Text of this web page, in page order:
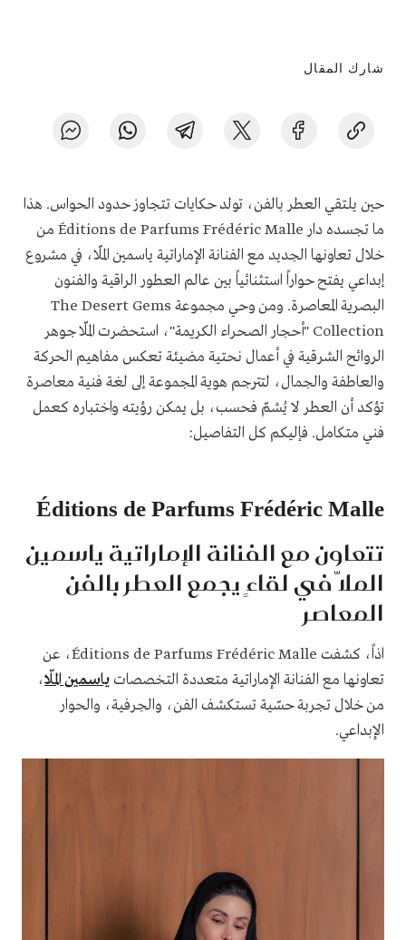
شارك المقال
حين يلتقي العطر بالفن، تولد حكايات تتجاوز حدود الحواس. هذا
ما تجسده دار Éditions de Parfums Frédéric Malle من
خلال تعاونها الجديد مع الفنانة الإماراتية ياسمين الملّا، في مشروع
إبداعي يفتح حواراً استثنائياً بين عالم العطور الراقية والفنون
البصرية المعاصرة. ومن وحي مجموعة The Desert Gems
Collection "أحجار الصحراء الكريمة"، استحضرت الملّا جوهر
الروائح الشرقية في أعمال نحتية مضيئة تعكس مفاهيم الحركة
والعاطفة والجمال، لتترجم هوية المجموعة إلى لغة فنية معاصرة
تؤكد أن العطر لا يُشمّ فحسب، بل يمكن رؤيته واختباره كعمل
فني متكامل. فإليكم كل التفاصيل:
Éditions de Parfums Frédéric Malle
تتعاون مع الفنانة الإماراتية ياسمين
الملّا في لقاءٍ يجمع العطر بالفن
المعاصر
اذاً، كشفت Éditions de Parfums Frédéric Malle، عن
تعاونها مع الفنانة الإماراتية متعددة التخصصات ياسمين الملّا،
من خلال تجربة حسّية تستكشف الفن، والحِرفية، والحوار
الإبداعي.